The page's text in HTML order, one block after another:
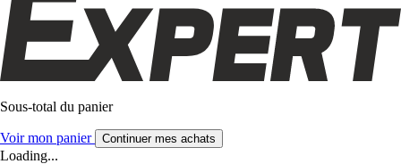
Sous-total du panier
Voir mon panier Continuer mes achats
Loading...